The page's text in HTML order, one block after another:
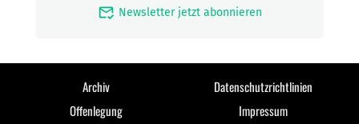
mark_email_read Newsletter jetzt abonnieren
Archiv
Datenschutzrichtlinien
Offenlegung
Impressum